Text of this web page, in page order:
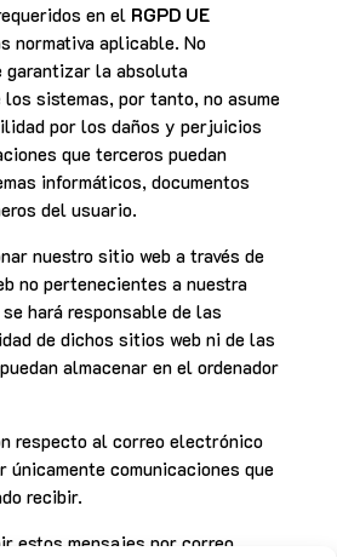
en el RGPD UE
normativa aplicable. No
garantizar la absoluta
sistemas, por tanto, no asume
por los daños y perjuicios
que terceros puedan
informáticos, documentos
del usuario.
nuestro sitio web a través de
no pertenecientes a nuestra
se hará responsable de las
de dichos sitios web ni de las
almacenar en el ordenador
respecto al correo electrónico
únicamente comunicaciones que
recibir.
estos mensajes por correo